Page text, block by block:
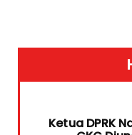
Ketua DPRK